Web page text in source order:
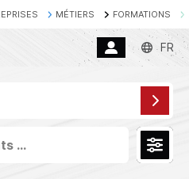
MÉTIERS FORMATIONS
FR
...